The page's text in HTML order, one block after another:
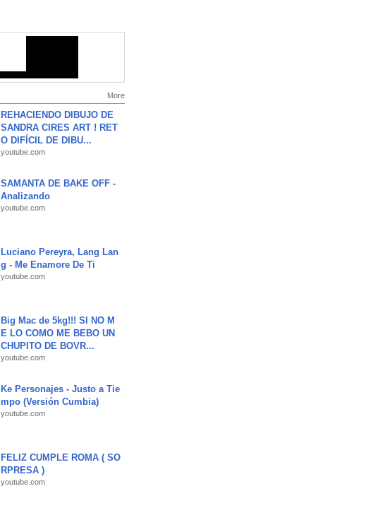
More
REHACIENDO DIBUJO DE
SANDRA CIRES ART ! RET
O DIFÍCIL DE DIBU...
youtube.com
SAMANTA DE BAKE OFF -
Analizando
youtube.com
Luciano Pereyra, Lang Lan
g - Me Enamore De Ti
youtube.com
Big Mac de 5kg!!! SI NO M
E LO COMO ME BEBO UN
CHUPITO DE BOVR...
youtube.com
Ke Personajes - Justo a Tie
mpo (Versión Cumbia)
youtube.com
FELIZ CUMPLE ROMA ( SO
RPRESA )
youtube.com